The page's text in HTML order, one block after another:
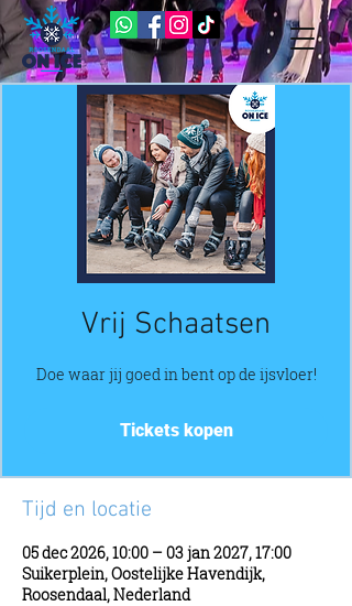
Vrij Schaatsen
Doe waar jij goed in bent op de ijsvloer!
Tickets kopen
Tijd en locatie
05 dec 2026, 10:00 – 03 jan 2027, 17:00
Suikerplein, Oostelijke Havendijk,
Roosendaal, Nederland